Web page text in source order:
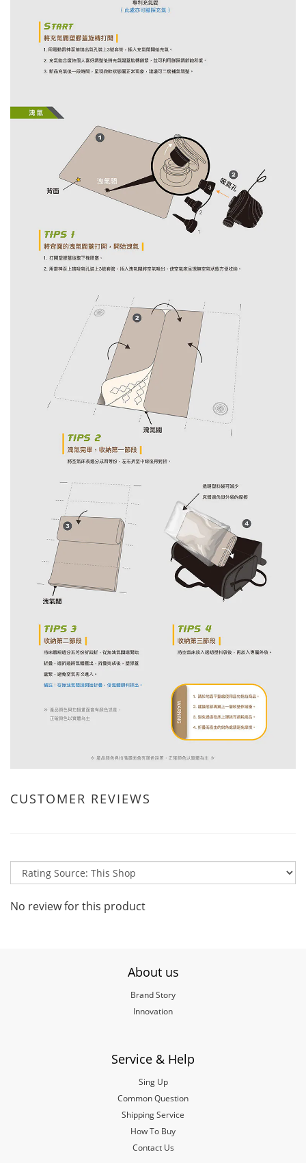
CUSTOMER REVIEWS
No review for this product
About us
Brand Story
Innovation
Service & Help
Sing Up
Common Question
Shipping Service
How To Buy
Contact Us